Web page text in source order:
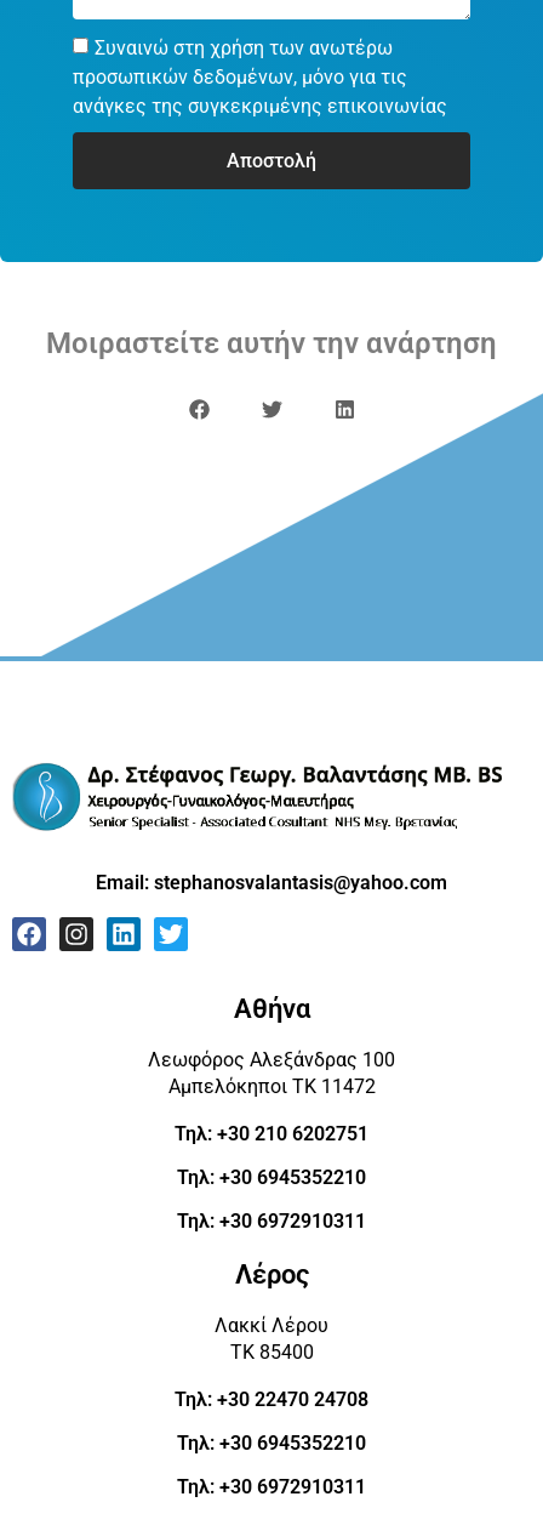
Συναινώ στη χρήση των ανωτέρω
προσωπικών δεδομένων, μόνο για τις
ανάγκες της συγκεκριμένης επικοινωνίας
Αποστολή
Μοιραστείτε αυτήν την ανάρτηση
Email: stephanosvalantasis@yahoo.com
Αθήνα
Λεωφόρος Αλεξάνδρας 100
Αμπελόκηποι ΤΚ 11472
Τηλ: +30 210 6202751
Τηλ: +30 6945352210
Τηλ: +30 6972910311
Λέρος
Λακκί Λέρου
ΤΚ 85400
Τηλ: +30 22470 24708
Τηλ: +30 6945352210
Τηλ: +30 6972910311